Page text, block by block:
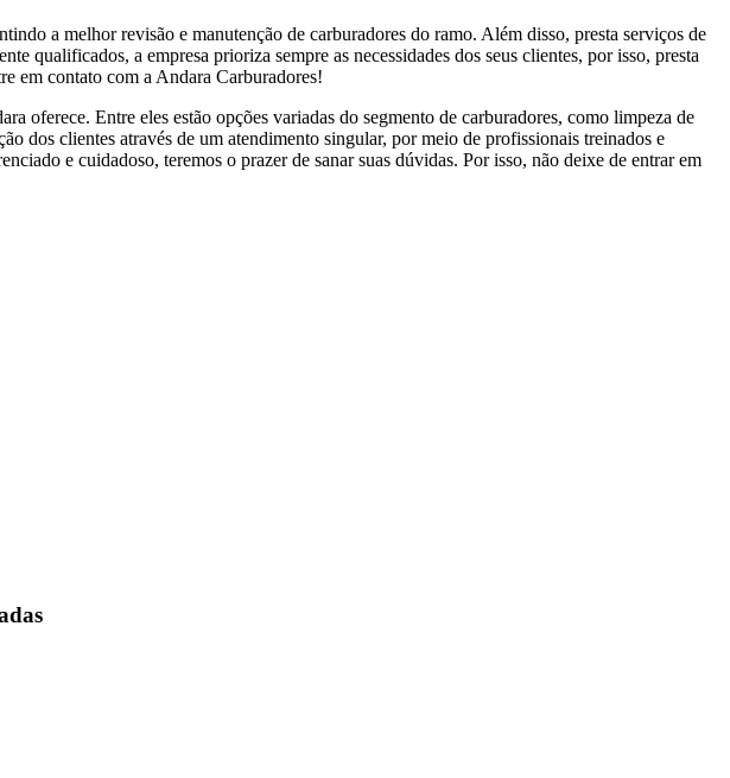
a melhor revisão e manutenção de carburadores do ramo. Além disso, presta serviços de
qualificados, a empresa prioriza sempre as necessidades dos seus clientes, por isso, presta
em contato com a Andara Carburadores!
oferece. Entre eles estão opções variadas do segmento de carburadores, como limpeza de
dos clientes através de um atendimento singular, por meio de profissionais treinados e
e cuidadoso, teremos o prazer de sanar suas dúvidas. Por isso, não deixe de entrar em